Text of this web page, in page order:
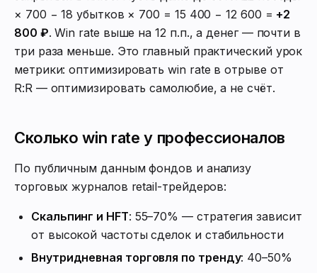
× 700 − 18 убытков × 700 = 15 400 − 12 600 = +2
800 ₽. Win rate выше на 12 п.п., а денег — почти в
три раза меньше. Это главный практический урок
метрики: оптимизировать win rate в отрыве от
R:R — оптимизировать самолюбие, а не счёт.
Сколько win rate у профессионалов
По публичным данным фондов и анализу
торговых журналов retail-трейдеров:
Скальпинг и HFT: 55–70% — стратегия зависит
от высокой частоты сделок и стабильности
Внутридневная торговля по тренду: 40–50%